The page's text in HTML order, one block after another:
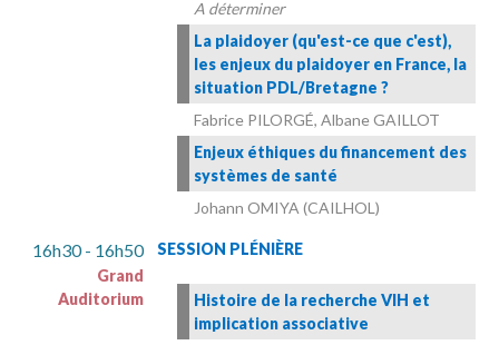
A déterminer
La plaidoyer (qu'est-ce que c'est),
les enjeux du plaidoyer en France, la
situation PDL/Bretagne ?
Fabrice PILORGÉ, Albane GAILLOT
Enjeux éthiques du financement des
systèmes de santé
Johann OMIYA (CAILHOL)
16h30 - 16h50
Grand
Auditorium
SESSION PLÉNIÈRE
Histoire de la recherche VIH et
implication associative